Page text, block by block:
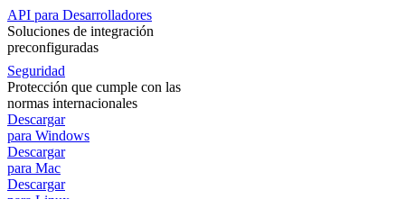
API para Desarrolladores
Soluciones de integración
preconfiguradas
Seguridad
Protección que cumple con las
normas internacionales
Descargar
para Windows
Descargar
para Mac
Descargar